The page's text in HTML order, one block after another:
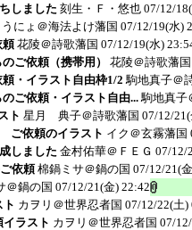
しました 刻生・Ｆ・悠也 07/12/
うにょ＠海法よけ藩国 07/12/19(水)
頼 花陵＠詩歌藩国 07/12/19(水)
ご依頼（携帯用）
花陵＠詩歌藩国
・イラスト自由枠1/2 駒地真子＠
ご依頼・イラスト自由... 駒地真子
ト 星月 典子＠詩歌藩国 07/12/
ご依頼のイラスト イク＠玄霧藩国
しました 金村佑華＠ＦＥＧ 07/12/
依頼 棉鍋ミサ＠鍋の国 07/12/21(
＠鍋の国 07/12/21(金) 22:42
カヲリ＠世界忍者国 07/12/22(土)
ラスト カヲリ＠世界忍者国 07/